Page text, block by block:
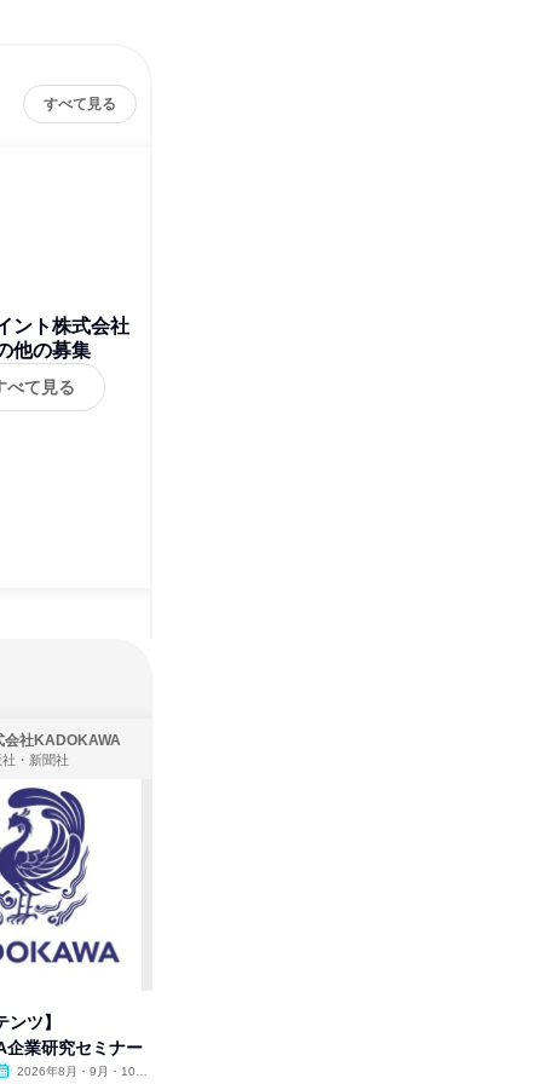
すべて見る
ント株式会社
他の募集
べて見る
会社KADOKAWA
・新聞社
ンツ】
企業研究セミナー
2026年8月・9月・10